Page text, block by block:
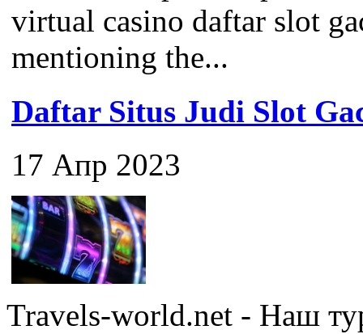
virtual casino daftar slot
mentioning the...
Daftar Situs Judi Slot
17 Апр 2023
Travels-world.net - Наш